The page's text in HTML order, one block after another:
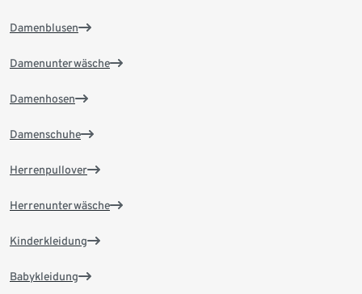
Damenblusen
Damenunterwäsche
Damenhosen
Damenschuhe
Herrenpullover
Herrenunterwäsche
Kinderkleidung
Babykleidung